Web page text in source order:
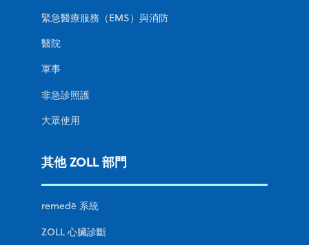
緊急醫療服務（EMS）與消防
醫院
軍事
非急診照護
大眾使用
其他 ZOLL 部門
remedē 系統
ZOLL 心臟診斷